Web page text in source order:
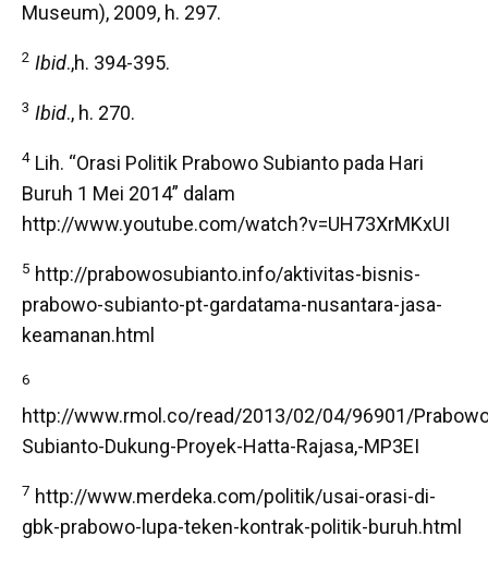
Museum), 2009, h. 297.
2 Ibid.,h. 394-395.
3 Ibid., h. 270.
4 Lih. “Orasi Politik Prabowo Subianto pada Hari
Buruh 1 Mei 2014” dalam
http://www.youtube.com/watch?v=UH73XrMKxUI
5 http://prabowosubianto.info/aktivitas-bisnis-
prabowo-subianto-pt-gardatama-nusantara-jasa-
keamanan.html
6
http://www.rmol.co/read/2013/02/04/96901/
Subianto-Dukung-Proyek-Hatta-Rajasa,-MP3EI
7 http://www.merdeka.com/politik/usai-orasi-di-
gbk-prabowo-lupa-teken-kontrak-politik-buruh.html